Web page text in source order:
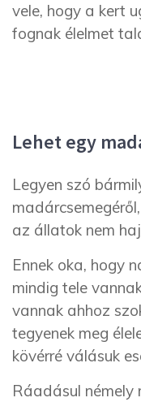
vele, hogy a kert
fognak élelmet
Lehet egy
Legyen szó
az állatok nem
Ennek oka, hogy
mindig tele
vannak ahhoz
tegyenek meg
kövérré válásuk
Ráadásul